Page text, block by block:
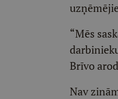
“Mēs
Brīvo
Nav